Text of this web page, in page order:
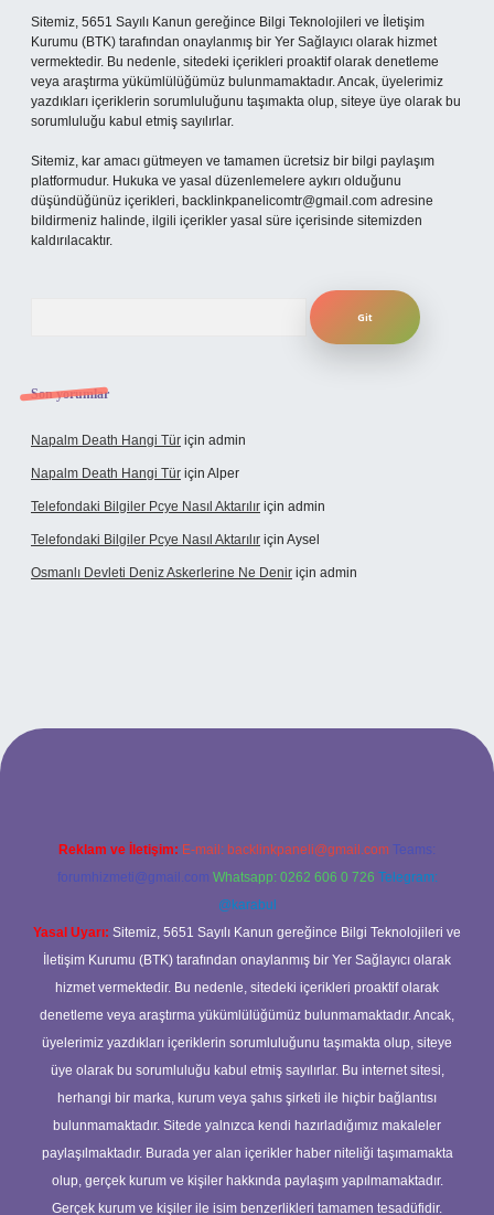
Sitemiz, 5651 Sayılı Kanun gereğince Bilgi Teknolojileri ve İletişim
Kurumu (BTK) tarafından onaylanmış bir Yer Sağlayıcı olarak hizmet
vermektedir. Bu nedenle, sitedeki içerikleri proaktif olarak denetleme
veya araştırma yükümlülüğümüz bulunmamaktadır. Ancak, üyelerimiz
yazdıkları içeriklerin sorumluluğunu taşımakta olup, siteye üye olarak bu
sorumluluğu kabul etmiş sayılırlar.
Sitemiz, kar amacı gütmeyen ve tamamen ücretsiz bir bilgi paylaşım
platformudur. Hukuka ve yasal düzenlemelere aykırı olduğunu
düşündüğünüz içerikleri, backlinkpanelicomtr@gmail.com adresine
bildirmeniz halinde, ilgili içerikler yasal süre içerisinde sitemizden
kaldırılacaktır.
Son yorumlar
Napalm Death Hangi Tür için admin
Napalm Death Hangi Tür için Alper
Telefondaki Bilgiler Pcye Nasıl Aktarılır için admin
Telefondaki Bilgiler Pcye Nasıl Aktarılır için Aysel
Osmanlı Devleti Deniz Askerlerine Ne Denir için admin
giriş
Reklam ve İletişim: E-mail: backlinkpaneli@gmail.com Teams:
forumhizmeti@gmail.com Whatsapp: 0262 606 0 726 Telegram:
@karabul
Yasal Uyarı: Sitemiz, 5651 Sayılı Kanun gereğince Bilgi Teknolojileri ve
İletişim Kurumu (BTK) tarafından onaylanmış bir Yer Sağlayıcı olarak
hizmet vermektedir. Bu nedenle, sitedeki içerikleri proaktif olarak
denetleme veya araştırma yükümlülüğümüz bulunmamaktadır. Ancak,
üyelerimiz yazdıkları içeriklerin sorumluluğunu taşımakta olup, siteye
üye olarak bu sorumluluğu kabul etmiş sayılırlar. Bu internet sitesi,
herhangi bir marka, kurum veya şahıs şirketi ile hiçbir bağlantısı
bulunmamaktadır. Sitede yalnızca kendi hazırladığımız makaleler
paylaşılmaktadır. Burada yer alan içerikler haber niteliği taşımamakta
olup, gerçek kurum ve kişiler hakkında paylaşım yapılmamaktadır.
Gerçek kurum ve kişiler ile isim benzerlikleri tamamen tesadüfidir.